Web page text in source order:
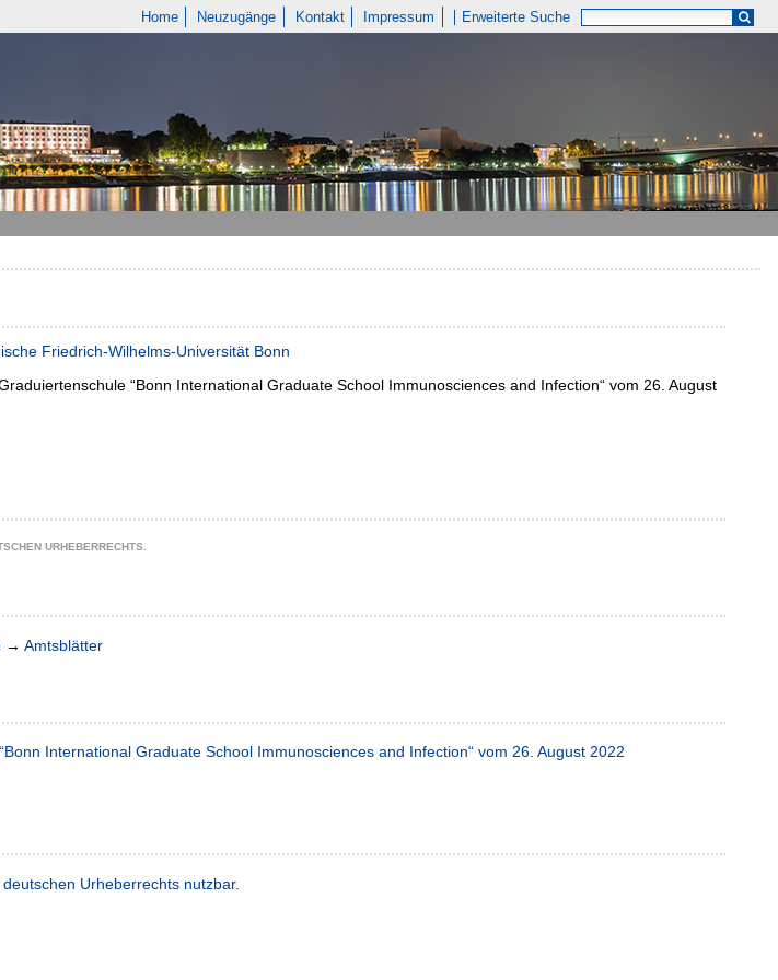
Home Neuzugänge Kontakt Impressum Erweiterte Suche
Friedrich-Wilhelms-Universität Bonn
“Bonn International Graduate School Immunosciences and Infection“ vom 26. August
URHEBERRECHTS.
→ Amtsblätter
International Graduate School Immunosciences and Infection“ vom 26. August 2022
Urheberrechts nutzbar.